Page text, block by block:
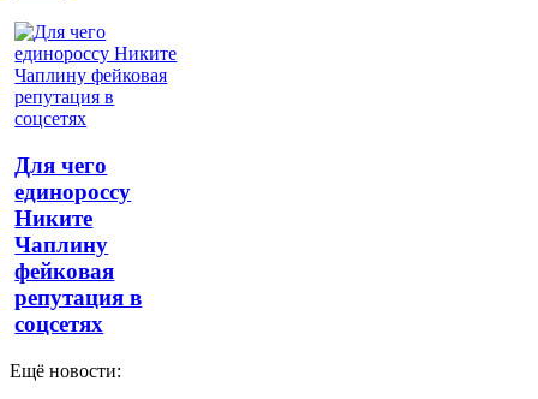
Для чего
единороссу
Никите
Чаплину
фейковая
репутация в
соцсетях
Ещё новости: